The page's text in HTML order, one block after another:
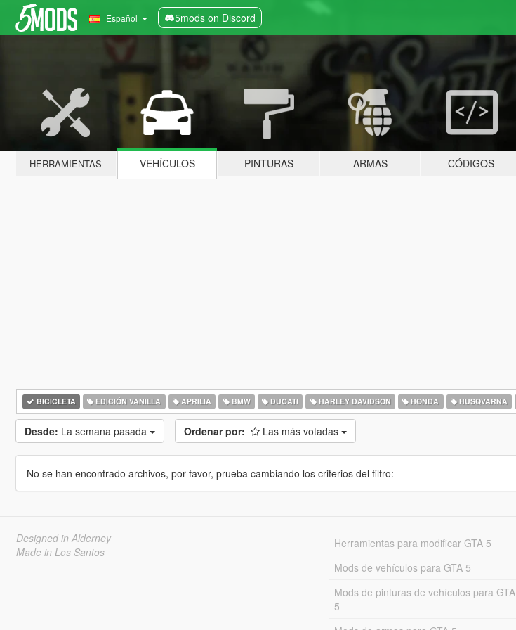
Español 5mods on Discord
HERRAMIENTAS VEHÍCULOS PINTURAS ARMAS CÓDIGOS
BICICLETA EDICIÓN VANILLA APRILIA BMW DUCATI HARLEY DAVIDSON HONDA HUSQVARNA
Desde: La semana pasada Ordenar por: Las más votadas
No se han encontrado archivos, por favor, prueba cambiando los criterios del filtro:
Designed in Alderney
Made in Los Santos
Herramientas para modificar GTA 5
Mods de vehículos para GTA 5
Mods de pinturas de vehículos para GTA
5